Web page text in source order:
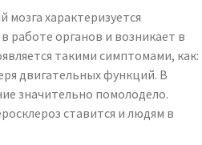
характеризуется
работе органов и возникает в
такими симптомами, как:
двигательных функций. В
значительно помолодело.
ставится и людям в